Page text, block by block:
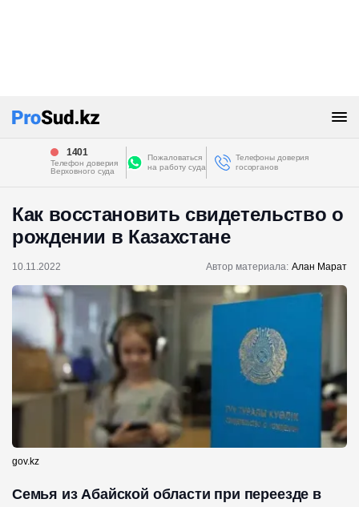
1401
Телефон доверия
Верховного суда
Пожаловаться
на работу суда
Телефоны доверия
госорганов
Как восстановить свидетельство о
рождении в Казахстане
10.11.2022 Автор материала: Алан Марат
gov.kz
Семья из Абайской области при переезде в